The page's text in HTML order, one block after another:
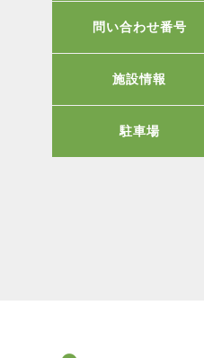
問い合わせ番号
施設情報
駐車場